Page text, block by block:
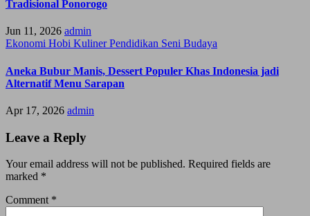
Tradisional Ponorogo
Jun 11, 2026 admin
Ekonomi Hobi KulinerPendidikan Seni Budaya
Aneka Bubur Manis, Dessert Populer Khas Indonesia jadi
Alternatif Menu Sarapan
Apr 17, 2026 admin
Leave a Reply
Your email address will not be published. Required fields are
marked *
Comment *